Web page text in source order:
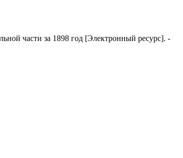
части за 1898 год [Электронный ресурс]. -